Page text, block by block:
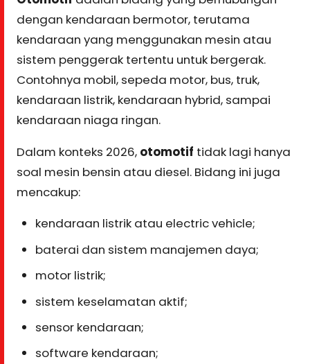
dengan kendaraan bermotor, terutama
kendaraan yang menggunakan mesin atau
sistem penggerak tertentu untuk bergerak.
Contohnya mobil, sepeda motor, bus, truk,
kendaraan listrik, kendaraan hybrid, sampai
kendaraan niaga ringan.
Dalam konteks 2026, otomotif tidak lagi hanya
soal mesin bensin atau diesel. Bidang ini juga
mencakup:
kendaraan listrik atau electric vehicle;
baterai dan sistem manajemen daya;
motor listrik;
sistem keselamatan aktif;
sensor kendaraan;
software kendaraan;